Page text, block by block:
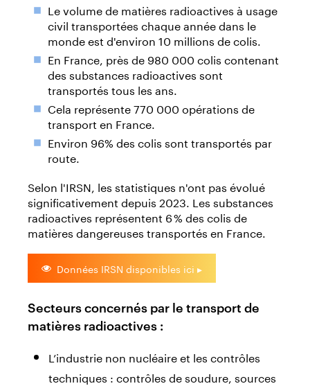
Le volume de matières radioactives à usage
civil transportées chaque année dans le
monde est d'environ 10 millions de colis.
En France, près de 980 000 colis contenant
des substances radioactives sont
transportés tous les ans.
Cela représente 770 000 opérations de
transport en France.
Environ 96% des colis sont transportés par
route.
Selon l'IRSN, les statistiques n'ont pas évolué
significativement depuis 2023. Les substances
radioactives représentent 6 % des colis de
matières dangereuses transportés en France.
Données IRSN disponibles ici ▸
Secteurs concernés par le transport de
matières radioactives :
L’industrie non nucléaire et les contrôles
techniques : contrôles de soudure, sources